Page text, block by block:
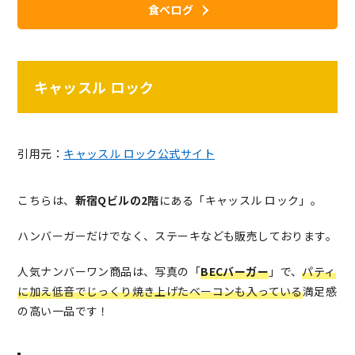
食べログ
キャッスル ロック
引用元： キャッスル ロック公式サイト
こちらは、 新宿Qビルの2階にある「キャッスル ロック」。
ハンバーガーだけでなく、ステーキなども販売しております。
人気ナンバーワン商品は、写真の「BECバーガー 」で、パティ
に加え低音でじっくり焼き上げたベーコンも入っている満足感
の高い一品です！